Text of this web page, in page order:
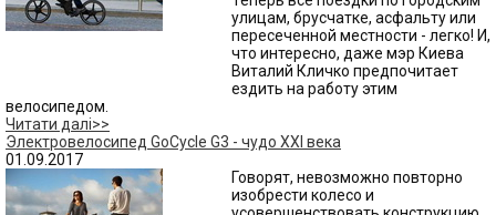
улицам, брусчатке, асфальту или
пересеченной местности - легко! И,
что интересно, даже мэр Киева
Виталий Кличко предпочитает
ездить на работу этим
велосипедом.
Читати далі>>
Электровелосипед GoCycle G3 - чудо XXI века
01.09.2017
Говорят, невозможно повторно
изобрести колесо и